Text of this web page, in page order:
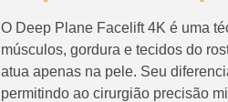
O Deep Plane Facelift 4K é uma
músculos, gordura e tecidos do
atua apenas na pele. Seu
permitindo ao cirurgião precisão